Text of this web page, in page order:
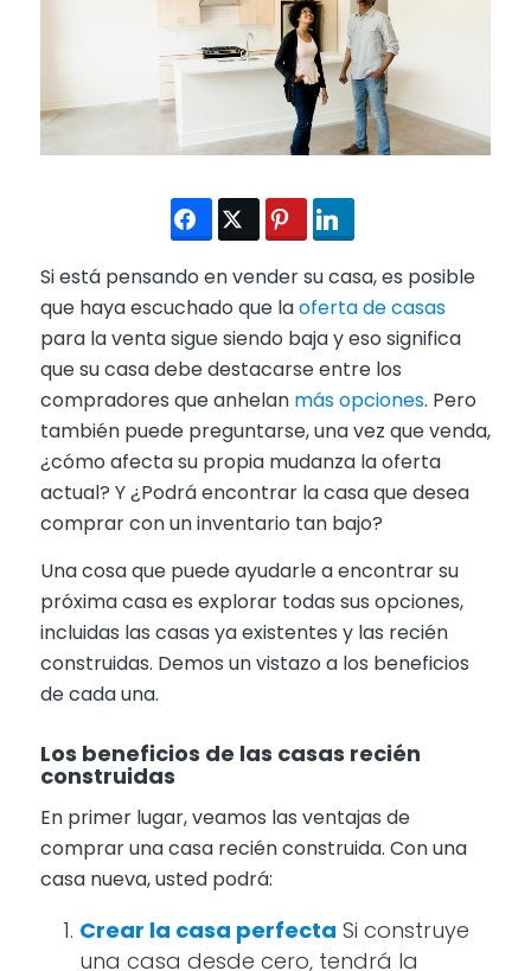
Si está pensando en vender su casa, es posible
que haya escuchado que laoferta de casas
para la venta sigue siendo baja y eso significa
que su casa debe destacarse entre los
compradores que anhelan más opciones. Pero
también puede preguntarse, una vez que venda,
¿cómo afecta su propia mudanza la oferta
actual? Y ¿Podrá encontrar la casa que desea
comprar con un inventario tan bajo?
Una cosa que puede ayudarle a encontrar su
próxima casa es explorar todas sus opciones,
incluidas las casas ya existentes y las recién
construidas. Demos un vistazo a los beneficios
de cada una.
Los beneficios de las casas recién
construidas
En primer lugar, veamos las ventajas de
comprar una casa recién construida. Con una
casa nueva, usted podrá:
Crear la casa perfecta Si construye
una casa desde cero, tendrá la